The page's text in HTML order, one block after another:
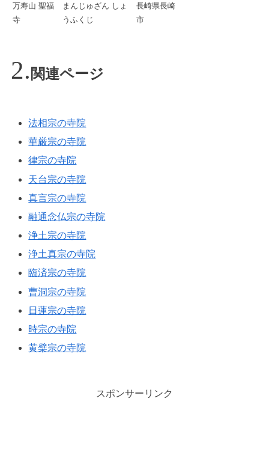
万寿山 聖福
寺
まんじゅざん しょ
うふくじ
長崎県長崎
市
関連ページ
法相宗の寺院
華厳宗の寺院
律宗の寺院
天台宗の寺院
真言宗の寺院
融通念仏宗の寺院
浄土宗の寺院
浄土真宗の寺院
臨済宗の寺院
曹洞宗の寺院
日蓮宗の寺院
時宗の寺院
黄檗宗の寺院
スポンサーリンク